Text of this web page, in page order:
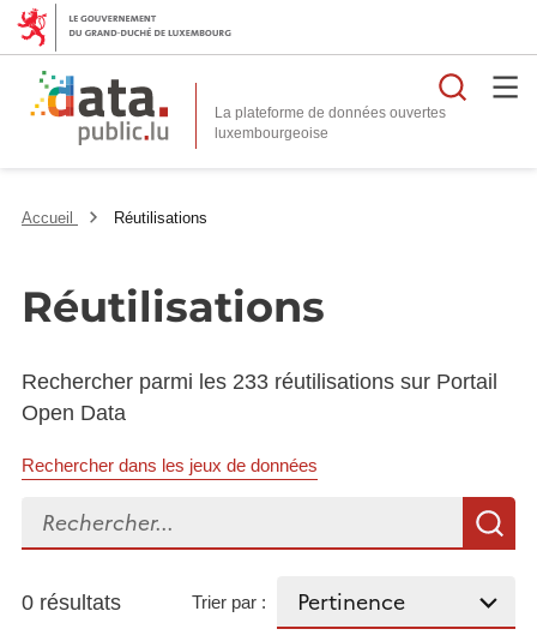
La plateforme de données ouvertes
Accueil Réutilisations
Réutilisations
Rechercher parmi les 233 réutilisations sur Portail
Open Data
Rechercher dans les jeux de données
Rechercher...
0 résultats Trier par :